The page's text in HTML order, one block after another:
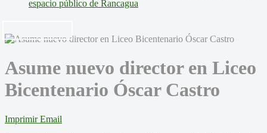
espacio público de Rancagua
Asume nuevo director en Liceo
Bicentenario Óscar Castro
Imprimir Email